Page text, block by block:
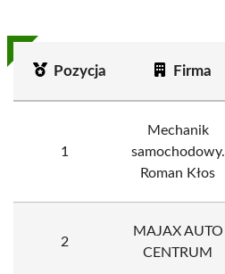
Pozycja Firma
1
Mechanik
samochodowy.
Roman Kłos
2
MAJAX AUTO
CENTRUM